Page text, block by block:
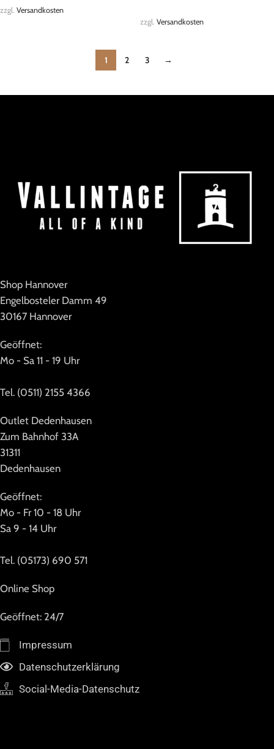
zzgl. Versandkosten
zzgl. Versandkosten
1 2 3 →
Shop Hannover
Engelbosteler Damm 49
30167 Hannover
Geöffnet:
Mo - Sa 11 - 19 Uhr
Tel. (0511) 2155 4366
Outlet Dedenhausen
Zum Bahnhof 33A
31311
Dedenhausen
Geöffnet:
Mo - Fr 10 - 18 Uhr
Sa 9 - 14 Uhr
Tel. (05173) 690 571
Online Shop
Geöffnet: 24/7
Impressum
Datenschutzerklärung
Social-Media-Datenschutz